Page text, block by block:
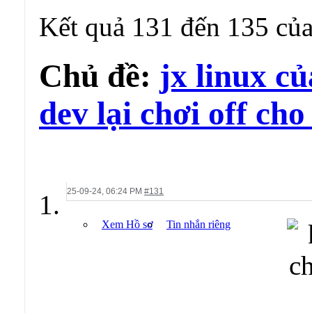
Kết quả 131 đến 135
Chủ đề: jx linux
dev lại chơi off
25-09-24, 06:24 PM #131
Xem Hồ sơ Tin nhắn riêng